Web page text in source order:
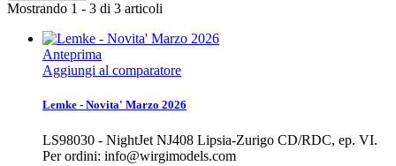
Mostrando 1 - 3 di 3 articoli
Anteprima
Aggiungi al comparatore
Lemke - Novita' Marzo 2026
LS98030 - NightJet NJ408 Lipsia-Zurigo CD/RDC, ep. VI.
Per ordini: info@wirgimodels.com